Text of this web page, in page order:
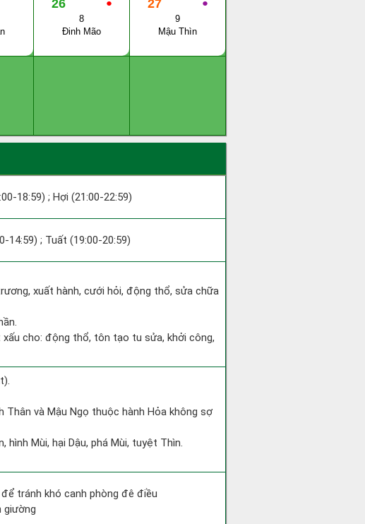
●
26
8
Đinh Mão
●
27
9
Mậu Thìn
18:59) ; Hợi (21:00-22:59)
14:59) ; Tuất (19:00-20:59)
xuất hành, cưới hỏi, động thổ, sửa chữa
cho: động thổ, tôn tạo tu sửa, khởi công,
Thân và Mậu Ngọ thuộc hành Hỏa không sợ
Mùi, hại Dậu, phá Mùi, tuyệt Thìn.
tránh khó canh phòng đê điều
giường